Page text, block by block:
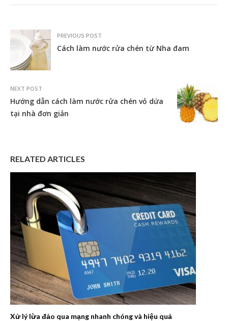
PREVIOUS POST
Cách làm nước rửa chén từ Nha đam
NEXT POST
Hướng dẫn cách làm nước rửa chén vỏ dứa
tại nhà đơn giản
RELATED ARTICLES
Xử lý lừa đảo qua mạng nhanh chóng và hiệu quả